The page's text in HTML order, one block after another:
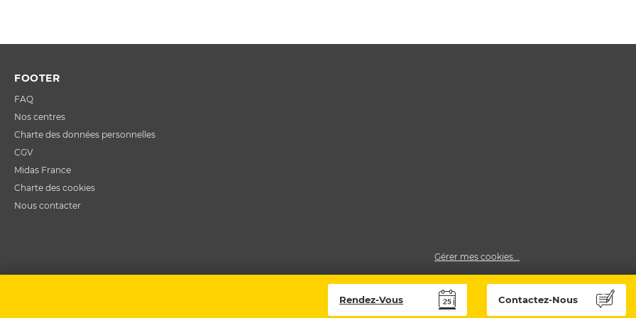
FOOTER
FAQ
Nos centres
Charte des données personnelles
CGV
Midas France
Charte des cookies
Nous contacter
Gérer mes cookies...
Rendez-Vous Contactez-Nous